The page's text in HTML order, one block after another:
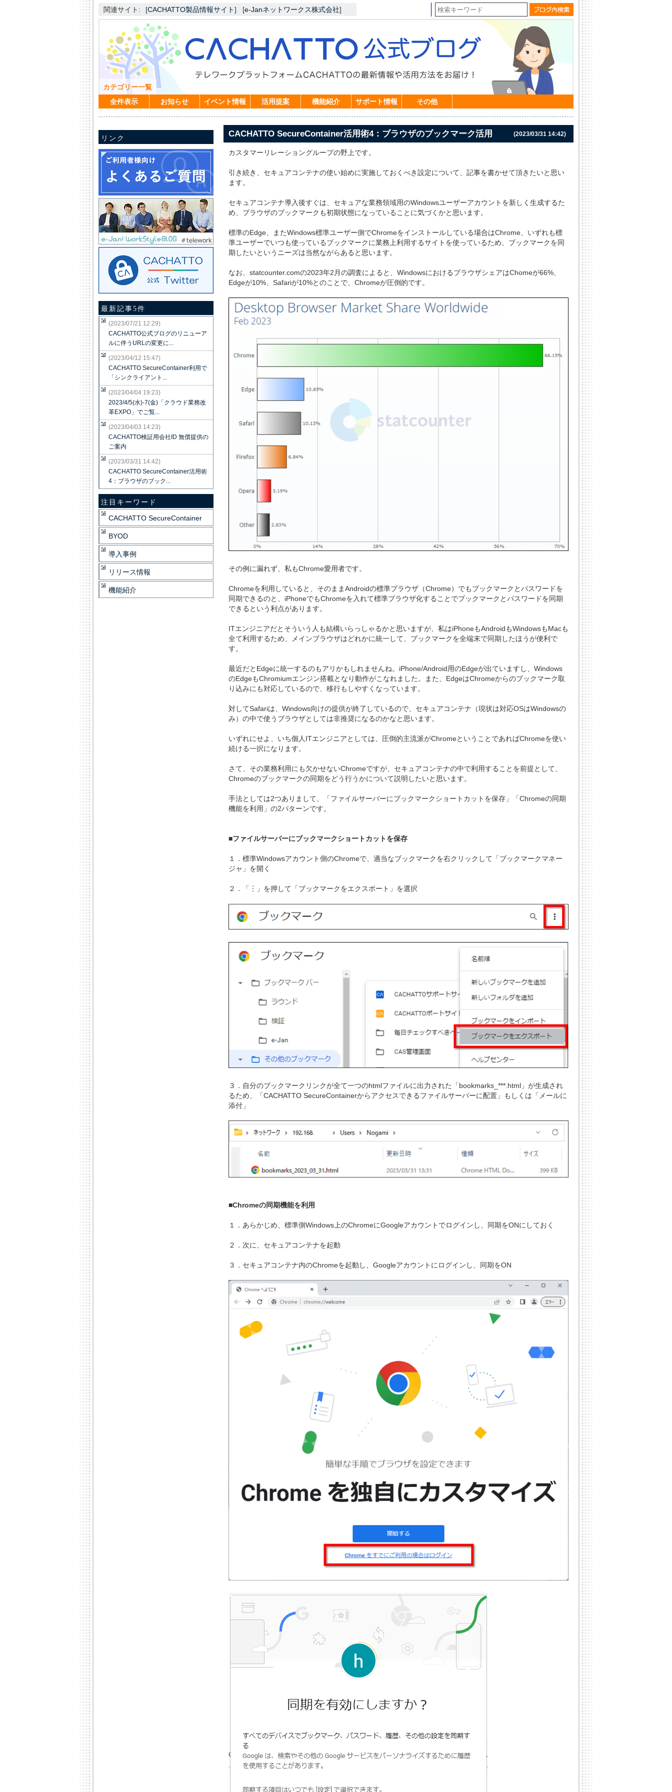
関連サイト: [CACHATTO製品情報サイト] [e-Janネットワークス株式会社]
カテゴリー一覧
全件表示
お知らせ イベント情報 活用提案 機能紹介 サポート情報 その他
(2023/03/31 14:42)
CACHATTO SecureContainer活用術4：ブラウザのブックマーク活用
カスタマーリレーショングループの野上です。
引き続き、セキュアコンテナの使い始めに実施しておくべき設定について、記事を書かせて頂きたいと思い
ます。
セキュアコンテナ導入後すぐは、セキュアな業務領域用のWindowsユーザーアカウントを新しく生成するた
め、ブラウザのブックマークも初期状態になっていることに気づくかと思います。
標準のEdge、またWindows標準ユーザー側でChromeをインストールしている場合はChrome、いずれも標
準ユーザーでいつも使っているブックマークに業務上利用するサイトを使っているため、ブックマークを同
期したいというニーズは当然ながらあると思います。
なお、statcounter.comの2023年2月の調査によると、WindowsにおけるブラウザシェアはChomeが66%、
Edgeが10%、Safariが10%とのことで、Chromeが圧倒的です。
その例に漏れず、私もChrome愛用者です。
Chromeを利用していると、そのままAndroidの標準ブラウザ（Chrome）でもブックマークとパスワードを
同期できるのと、iPhoneでもChromeを入れて標準ブラウザ化することでブックマークとパスワードを同期
できるという利点があります。
ITエンジニアだとそういう人も結構いらっしゃるかと思いますが、私はiPhoneもAndroidもWindowsもMacも
全て利用するため、メインブラウザはどれかに統一して、ブックマークを全端末で同期したほうが便利で
す。
最近だとEdgeに統一するのもアリかもしれませんね。iPhone/Android用のEdgeが出ていますし、Windows
のEdgeもChromiumエンジン搭載となり動作がこなれました。また、EdgeはChromeからのブックマーク取
り込みにも対応しているので、移行もしやすくなっています。
対してSafariは、Windows向けの提供が終了しているので、セキュアコンテナ（現状は対応OSはWindowsの
み）の中で使うブラウザとしては非推奨になるのかなと思います。
いずれにせよ、いち個人ITエンジニアとしては、圧倒的主流派がChromeということであればChromeを使い
続ける一択になります。
さて、その業務利用にも欠かせないChromeですが、セキュアコンテナの中で利用することを前提として、
Chromeのブックマークの同期をどう行うかについて説明したいと思います。
手法としては2つありまして、「ファイルサーバーにブックマークショートカットを保存」「Chromeの同期
機能を利用」の2パターンです。
■ファイルサーバーにブックマークショートカットを保存
１．標準Windowsアカウント側のChromeで、適当なブックマークを右クリックして「ブックマークマネー
ジャ」を開く
２．「︙」を押して「ブックマークをエクスポート」を選択
３．自分のブックマークリンクが全て一つのhtmlファイルに出力された「bookmarks_***.html」が生成され
るため、「CACHATTO SecureContainerからアクセスできるファイルサーバーに配置」もしくは「メールに
添付」
■Chromeの同期機能を利用
１．あらかじめ、標準側Windows上のChromeにGoogleアカウントでログインし、同期をONにしておく
２．次に、セキュアコンテナを起動
３．セキュアコンテナ内のChromeを起動し、Googleアカウントにログインし、同期をON
リンク
最新記事5件
(2023/07/21 12:29)
CACHATTO公式ブログのリニューア
ルに伴うURLの変更に...
(2023/04/12 15:47)
CACHATTO SecureContainer利用で
「シンクライアント...
(2023/04/04 19:23)
2023/4/5(水)-7(金)「クラウド業務改
革EXPO」でご覧...
(2023/04/03 14:23)
CACHATTO検証用会社ID 無償提供の
ご案内
(2023/03/31 14:42)
CACHATTO SecureContainer活用術
4：ブラウザのブック...
注目キーワード
CACHATTO SecureContainer
BYOD
導入事例
リリース情報
機能紹介